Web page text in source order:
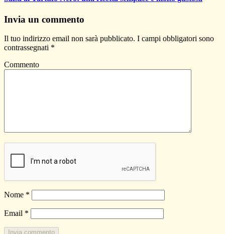
Invia un commento
Il tuo indirizzo email non sarà pubblicato. I campi obbligatori sono
contrassegnati *
Commento
Nome *
Email *